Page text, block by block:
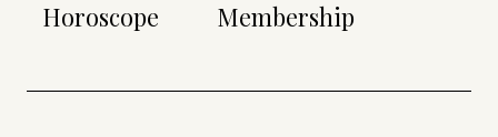
Horoscope
Membership